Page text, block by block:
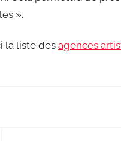
».
la liste des agences